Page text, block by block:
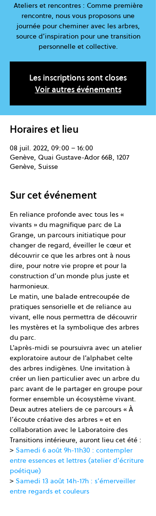
Ateliers et rencontres : Comme première
rencontre, nous vous proposons une
journée pour cheminer avec les arbres,
source d’inspiration pour une transition
personnelle et collective.
Les inscriptions sont closes
Voir autres événements
Horaires et lieu
08 juil. 2022, 09:00 – 16:00
Genève, Quai Gustave-Ador 66B, 1207
Genève, Suisse
Sur cet événement
En reliance profonde avec tous les «
vivants » du magnifique parc de La
Grange, un parcours initiatique pour
changer de regard, éveiller le cœur et
découvrir ce que les arbres ont à nous
dire, pour notre vie propre et pour la
construction d’un monde plus juste et
harmonieux.
Le matin, une balade entrecoupée de
pratiques sensorielle et de reliance au
vivant, elle nous permettra de découvrir
les mystères et la symbolique des arbres
du parc.
L’après-midi se poursuivra avec un atelier
exploratoire autour de l’alphabet celte
des arbres indigènes. Une invitation à
créer un lien particulier avec un arbre du
parc avant de le partager en groupe pour
former ensemble un écosystème vivant.
Deux autres ateliers de ce parcours « À
l’écoute créative des arbres » et en
collaboration avec le Laboratoire des
Transitions intérieure, auront lieu cet été :
> Samedi 6 août 9h-11h30 : contempler
entre essences et lettres (atelier d’écriture
poétique)
> Samedi 13 août 14h-17h : s’émerveiller
entre regards et couleurs